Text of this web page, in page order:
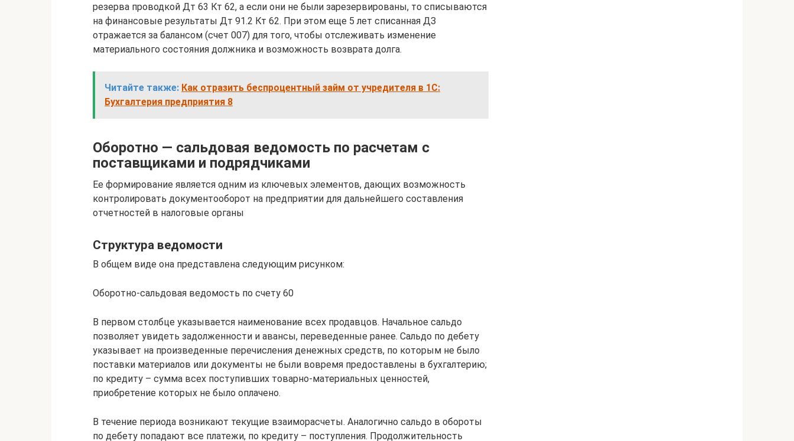
резерва проводкой Дт 63 Кт 62, а если они не были зарезервированы, то списываются
на финансовые результаты Дт 91.2 Кт 62. При этом еще 5 лет списанная ДЗ
отражается за балансом (счет 007) для того, чтобы отслеживать изменение
материального состояния должника и возможность возврата долга.
Читайте также: Как отразить беспроцентный займ от учредителя в 1C:
Бухгалтерия предприятия 8
Оборотно — сальдовая ведомость по расчетам с
поставщиками и подрядчиками
Ее формирование является одним из ключевых элементов, дающих возможность
контролировать документооборот на предприятии для дальнейшего составления
отчетностей в налоговые органы
Структура ведомости
В общем виде она представлена следующим рисунком:
Оборотно-сальдовая ведомость по счету 60
В первом столбце указывается наименование всех продавцов. Начальное сальдо
позволяет увидеть задолженности и авансы, переведенные ранее. Сальдо по дебету
указывает на произведенные перечисления денежных средств, по которым не было
поставки материалов или документы не были вовремя предоставлены в бухгалтерию;
по кредиту – сумма всех поступивших товарно-материальных ценностей,
приобретение которых не было оплачено.
В течение периода возникают текущие взаиморасчеты. Аналогично сальдо в обороты
по дебету попадают все платежи, по кредиту – поступления. Продолжительность